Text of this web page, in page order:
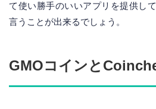
て使い勝手のいいアプリを提供し
言うことが出来るでしょう。
GMOコインと